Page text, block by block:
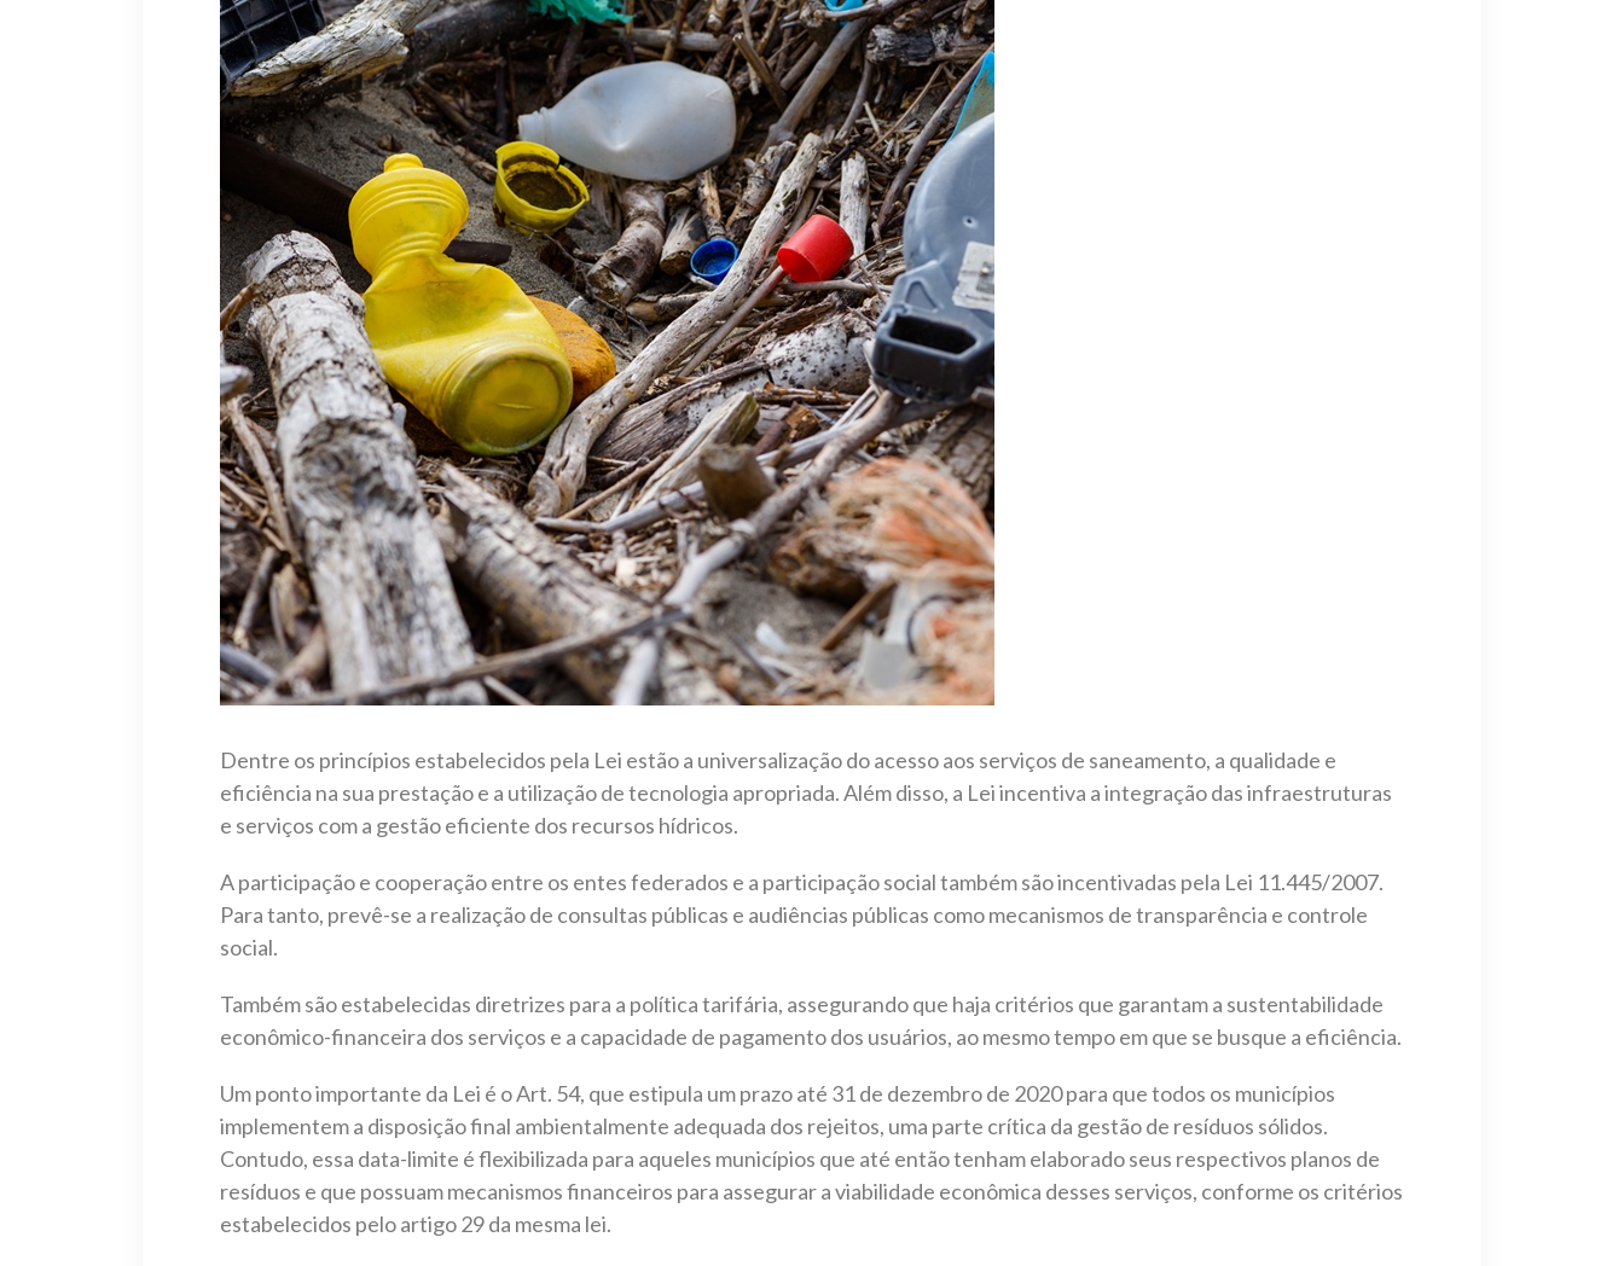
Dentre os princípios estabelecidos pela Lei estão a universalização do acesso aos serviços de saneamento, a qualidade e
eficiência na sua prestação e a utilização de tecnologia apropriada. Além disso, a Lei incentiva a integração das infraestruturas
e serviços com a gestão eficiente dos recursos hídricos.
A participação e cooperação entre os entes federados e a participação social também são incentivadas pela Lei 11.445/2007.
Para tanto, prevê-se a realização de consultas públicas e audiências públicas como mecanismos de transparência e controle
social.
Também são estabelecidas diretrizes para a política tarifária, assegurando que haja critérios que garantam a sustentabilidade
econômico-financeira dos serviços e a capacidade de pagamento dos usuários, ao mesmo tempo em que se busque a eficiência.
Um ponto importante da Lei é o Art. 54, que estipula um prazo até 31 de dezembro de 2020 para que todos os municípios
implementem a disposição final ambientalmente adequada dos rejeitos, uma parte crítica da gestão de resíduos sólidos.
Contudo, essa data-limite é flexibilizada para aqueles municípios que até então tenham elaborado seus respectivos planos de
resíduos e que possuam mecanismos financeiros para assegurar a viabilidade econômica desses serviços, conforme os critérios
estabelecidos pelo artigo 29 da mesma lei.